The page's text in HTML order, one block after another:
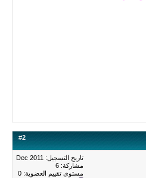
#2
تاريخ التسجيل: Dec 2011
مشاركة: 6
مستوى تقييم العضوية: 0